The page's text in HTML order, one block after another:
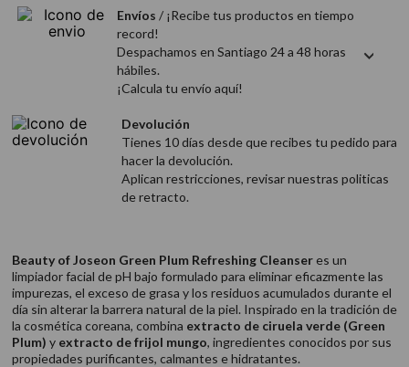
Envíos / ¡Recibe tus productos en tiempo
record!
Despachamos en Santiago 24 a 48 horas
hábiles.
¡Calcula tu envío aquí!
Devolución
Tienes 10 días desde que recibes tu pedido para
hacer la devolución.
Aplican restricciones, revisar nuestras politicas
de retracto.
Beauty of Joseon Green Plum Refreshing Cleanseres un
limpiador facial de pH bajo formulado para eliminar eficazmente las
impurezas, el exceso de grasa y los residuos acumulados durante el
día sin alterar la barrera natural de la piel. Inspirado en la tradición de
la cosmética coreana, combina extracto de ciruela verde (Green
Plum) y extracto de frijol mungo, ingredientes conocidos por sus
propiedades purificantes, calmantes e hidratantes.